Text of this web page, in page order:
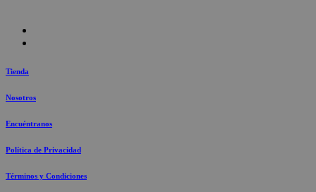
Tienda
Nosotros
Encuéntranos
Política de Privacidad
Términos y Condiciones